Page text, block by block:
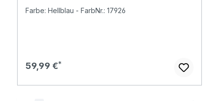
Farbe: Hellblau - FarbNr.: 17926
Regulärer Preis:
59,99 €